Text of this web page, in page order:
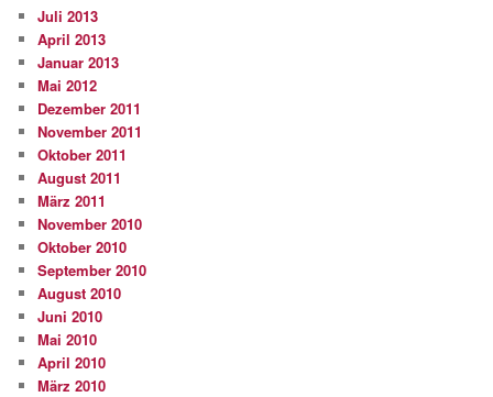
Juli 2013
April 2013
Januar 2013
Mai 2012
Dezember 2011
November 2011
Oktober 2011
August 2011
März 2011
November 2010
Oktober 2010
September 2010
August 2010
Juni 2010
Mai 2010
April 2010
März 2010